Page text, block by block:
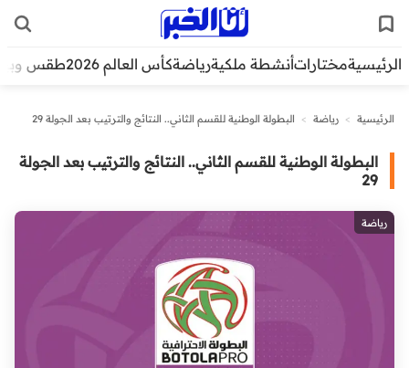
الرئيسيةمختاراتأنشطة ملكيةرياضةكأس العالم 2026 طقس
الرئيسية > رياضة > البطولة الوطنية للقسم الثاني.. النتائج والترتيب بعد الجولة 29
البطولة الوطنية للقسم الثاني.. النتائج والترتيب بعد الجولة
29
رياضة